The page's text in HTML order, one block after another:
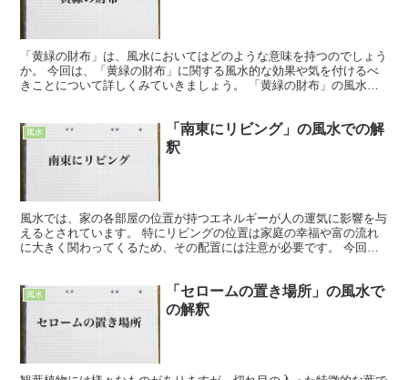
「黄緑の財布」は、風水においてはどのような意味を持つのでしょう
か。 今回は、「黄緑の財布」に関する風水的な効果や気を付けるべ
きことについて詳しくみていきましょう。 「黄緑の財布」の風水で
風水
「南東にリビング」の風水での解
釈
風水では、家の各部屋の位置が持つエネルギーが人の運気に影響を与
えるとされています。 特にリビングの位置は家庭の幸福や富の流れ
に大きく関わってくるため、その配置には注意が必要です。 今回
風水
「セロームの置き場所」の風水で
の解釈